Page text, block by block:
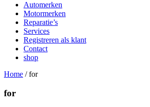
Automerken
Motormerken
Reparatie’s
Services
Registreren als klant
Contact
shop
Home /for
for